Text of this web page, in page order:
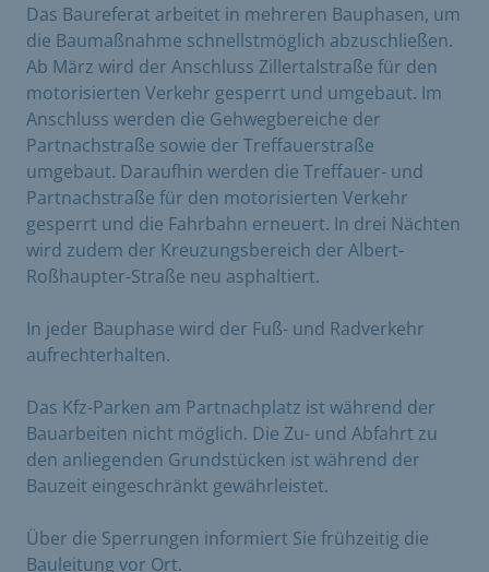
Das Baureferat arbeitet in mehreren Bauphasen, um
die Baumaßnahme schnellstmöglich abzuschließen.
Ab März wird der Anschluss Zillertalstraße für den
motorisierten Verkehr gesperrt und umgebaut. Im
Anschluss werden die Gehwegbereiche der
Partnachstraße sowie der Treffauerstraße
umgebaut. Daraufhin werden die Treffauer- und
Partnachstraße für den motorisierten Verkehr
gesperrt und die Fahrbahn erneuert. In drei Nächten
wird zudem der Kreuzungsbereich der Albert-
Roßhaupter-Straße neu asphaltiert.
In jeder Bauphase wird der Fuß- und Radverkehr
aufrechterhalten.
Das Kfz-Parken am Partnachplatz ist während der
Bauarbeiten nicht möglich. Die Zu- und Abfahrt zu
den anliegenden Grundstücken ist während der
Bauzeit eingeschränkt gewährleistet.
Über die Sperrungen informiert Sie frühzeitig die
Bauleitung vor Ort.